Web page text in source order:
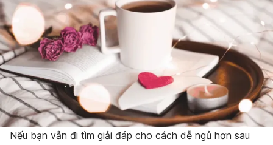
Nếu bạn vẫn đi tìm giải đáp cho cách dễ ngủ hơn sau